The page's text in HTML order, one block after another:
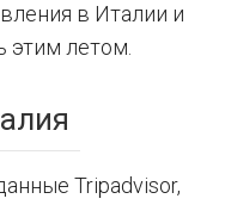
в Италии и
этим летом.
Tripadvisor,